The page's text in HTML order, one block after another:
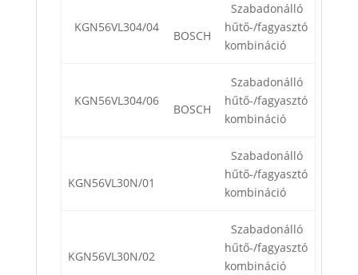
KGN56VL304/04
BOSCH
Szabadonálló
hűtő-/fagyasztó
kombináció
KGN56VL304/06
BOSCH
Szabadonálló
hűtő-/fagyasztó
kombináció
KGN56VL30N/01
Szabadonálló
hűtő-/fagyasztó
kombináció
KGN56VL30N/02
Szabadonálló
hűtő-/fagyasztó
kombináció